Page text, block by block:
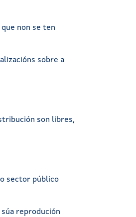
non se ten
sobre a
son libres,
sector público
reprodución